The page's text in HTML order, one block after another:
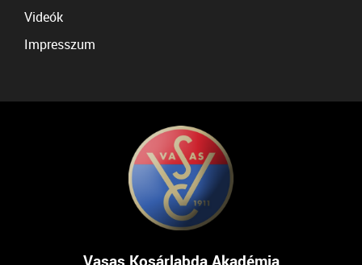
Videók
Impresszum
Vasas Kosárlabda Akadémia